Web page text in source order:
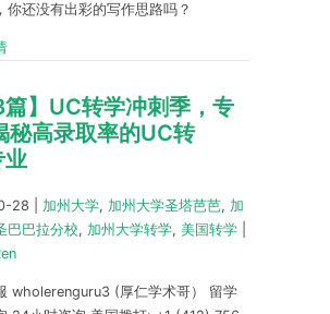
你还没有出彩的写作思路吗？
篇】UC转学冲刺季，专
秘高录取率的UC转
业
28 加州大学, 加州大学圣塔芭芭, 加
巴巴拉分校, 加州大学转学, 美国转学
wholerenguru3 (厚仁学术哥） 留学